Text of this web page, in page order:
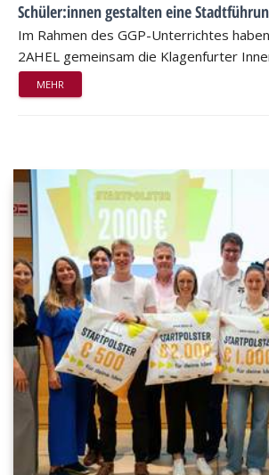
Schüler:innen gestalten eine
Im Rahmen des GGP-Unterrichtes
2AHEL gemeinsam die Klagenfurter
MEHR